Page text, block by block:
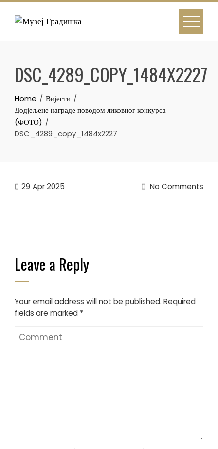
Skip
DSC_4289_COPY_1484X2227
Home
Вијести
Додјељене награде поводом ликовног конкурса
(ФОТО)
DSC_4289_copy_1484x2227
29 Apr 2025 No Comments
Leave a Reply
Your email address will not be published. Required
fields are marked *